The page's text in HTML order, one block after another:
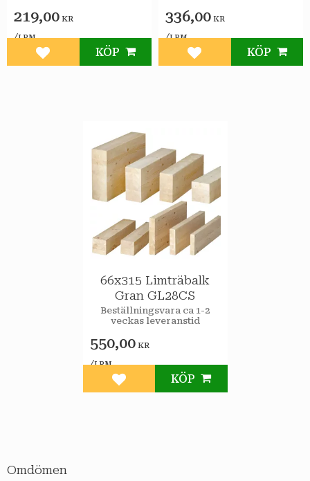
Omdömen
219,00 KR
/LPM
Lägg till i favoriter
KÖP
336,00 KR
/LPM
Lägg till i favoriter
KÖP
66x315 Limträbalk
Gran GL28CS
Beställningsvara ca 1-2
veckas leveranstid
550,00KR
/LPM
Lägg till i favoriter
KÖP